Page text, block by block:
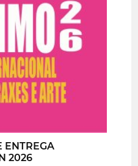
ENTREGA
2026